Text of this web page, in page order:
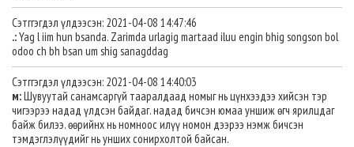
Сэтггэгдэл үлдээсэн: 2021-04-08 14:47:46
.:Yag l iim hun bsanda. Zarimda urlagig martaad iluu engin bhig songson bol
odoo ch bh bsan um shig sanagddag
Сэтггэгдэл үлдээсэн: 2021-04-08 14:40:03
м:Шувуутай санамсаргүй тааралдаад номыг нь цүнхээдээ хийсэн тэр
чигээрээ надад үлдсэн байдаг. надад бичсэн юмаа уншиж өгч ярилцдаг
байж билээ. өөрийнх нь номноос илүү номон дээрээ нэмж бичсэн
тэмдэглэлүүдийг нь унших сонирхолтой байсан.